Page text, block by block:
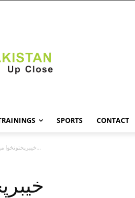
SPORTS CONTACT
خیبرپختونخوا میں مقامی حکومتوں کے انتخابات : خواتین کی ایک بڑی تعداد...